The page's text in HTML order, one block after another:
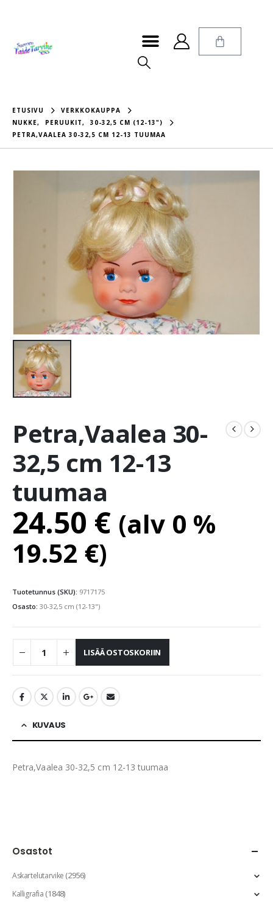
ETUSIVU
VERKKOKAUPPA
NUKKE, PERUUKIT,
30-32,5 CM (12-13")
PETRA,VAALEA 30-32,5 CM 12-13 TUUMAA
Petra,Vaalea 30-
32,5 cm 12-13
tuumaa
24.50 € (alv 0 %
19.52 €)
Tuotetunnus (SKU): 9717175
Osasto: 30-32,5 cm (12-13")
LISÄÄ OSTOSKORIIN
KUVAUS
Petra,Vaalea 30-32,5 cm 12-13 tuumaa
Osastot
Askartelutarvike(2956)
Kalligrafia(1848)